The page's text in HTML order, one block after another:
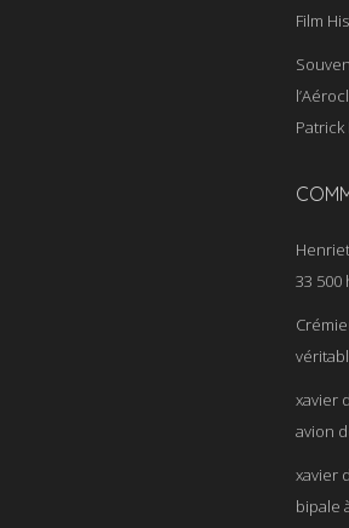
Film
Henriet
33 500
xavier
avion
xavier
bipale